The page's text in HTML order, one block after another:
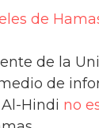
de
de la
de
Al-Hindi no